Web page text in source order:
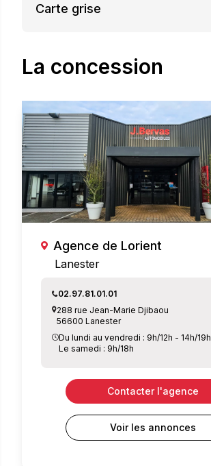
Carte grise
La concession
Agence de Lorient
Lanester
02.97.81.01.01
288 rue Jean-Marie Djibaou
56600 Lanester
Du lundi au vendredi : 9h/12h - 14h/19h
Le samedi : 9h/18h
Contacter l'agence
Voir les annonces